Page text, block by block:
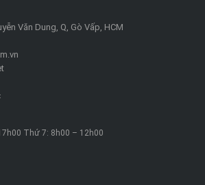
Văn Dung, Q, Gò Vấp, HCM
Thứ 7: 8h00 – 12h00